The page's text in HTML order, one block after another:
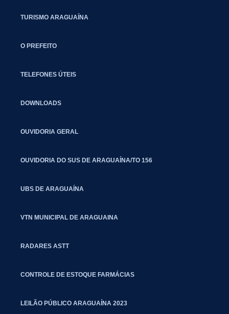
TURISMO ARAGUAÍNA
O PREFEITO
TELEFONES ÚTEIS
DOWNLOADS
OUVIDORIA GERAL
OUVIDORIA DO SUS DE ARAGUAÍNA/TO 156
UBS DE ARAGUAÍNA
VTN MUNICIPAL DE ARAGUAINA
RADARES ASTT
CONTROLE DE ESTOQUE FARMÁCIAS
LEILÃO PÚBLICO ARAGUAÍNA 2023